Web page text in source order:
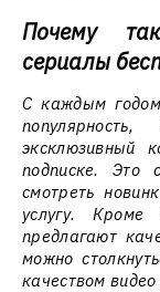
Почему
сериалы
С каждым
эксклюзивный
подписке. Это
смотреть
услугу.
предлагают
можно
качеством